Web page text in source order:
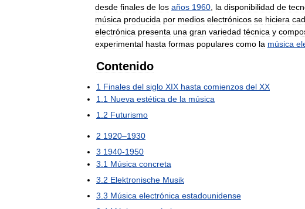
desde finales de los años 1960 la disponibilidad de
música producida por medios electrónicos se hiciera
electrónica presenta una gran variedad técnica y
experimental hasta formas populares como la música
Contenido
1 Finales del siglo XIX hasta comienzos del XX
1 1 Nueva estética de la música
1 2 Futurismo
2 1920–1930
3 1940-1950
3 1 Música concreta
3 2 Elektronische Musik
3 3 Música electrónica estadounidense